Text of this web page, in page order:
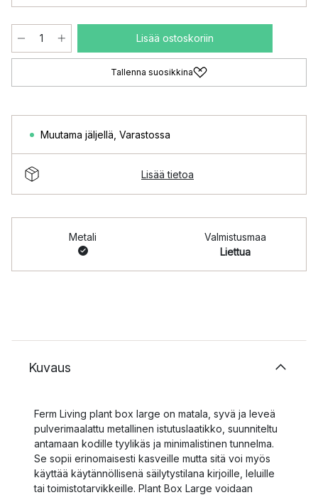
Lisää ostoskoriin
Tallenna suosikkina
Muutama jäljellä Varastossa
Lisää tietoa
Metali
Valmistusmaa
Liettua
Kuvaus
Ferm Living plant box large on matala, syvä ja leveä
pulverimaalattu metallinen istutuslaatikko, suunniteltu
antamaan kodille tyylikäs ja minimalistinen tunnelma.
Se sopii erinomaisesti kasveille mutta sitä voi myös
käyttää käytännöllisenä säilytystilana kirjoille, leluille
tai toimistotarvikkeille. Plant Box Large voidaan